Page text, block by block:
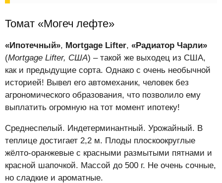
Томат «Могеч лефте»
«Ипотечный», Mortgage Lifter, «Радиатор Чарли»
(Mortgage Lifter, США) – такой же выходец из США,
как и предыдущие сорта. Однако с очень необычной
историей! Вывел его автомеханик, человек без
агрономического образования, что позволило ему
выплатить огромную на тот момент ипотеку!
Среднеспелый. Индетерминантный. Урожайный. В
теплице достигает 2,2 м. Плоды плоскоокруглые
жёлто-оранжевые с красными размытыми пятнами и
красной шапочкой. Массой до 500 г. Не очень сочные,
но сладкие и ароматные.